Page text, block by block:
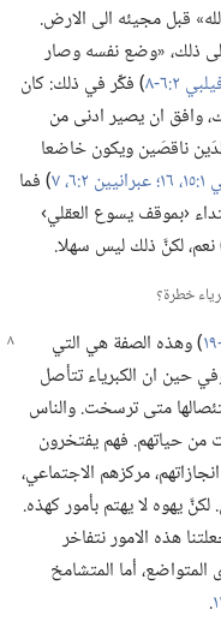
قبل مجيئه الى الارض.‏
ذلك،‏ «وضع نفسه وصار
٢:‏٦-‏٨
‏)‏ فكِّر في ذلك:‏ كان
وافق ان يصير ادنى من
ناقصَين ويكون خاضعا
عبرانيين ٢:‏٦،‏ ٧
‏)‏ فما
‹بموقف يسوع العقلي›
لكنَّ ذلك ليس سهلا.‏
‏)‏ وهذه الصفة هي التي
حين ان الكبرياء تتأصل
متى ترسخت.‏ والناس
من حياتهم.‏ فهم يفتخرون
مركزهم الاجتماعي،‏
لكنَّ يهوه لا يهتم بأمور كهذه.‏
هذه الامور نتفاخر
أما المتشامخ
‏.‏